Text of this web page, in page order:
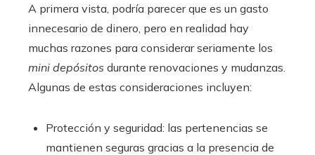
A primera vista, podría parecer que es un gasto
innecesario de dinero, pero en realidad hay
muchas razones para considerar seriamente los
mini depósitos durante renovaciones y mudanzas.
Algunas de estas consideraciones incluyen:
Protección y seguridad: las pertenencias se
mantienen seguras gracias a la presencia de